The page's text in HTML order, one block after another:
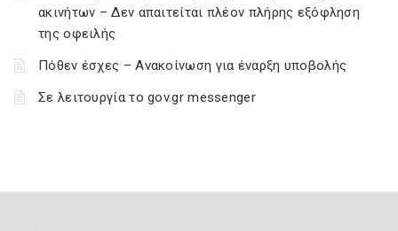
ακινήτων – Δεν απαιτείται πλέον πλήρης εξόφληση
της οφειλής
Πόθεν έσχες – Ανακοίνωση για έναρξη υποβολής
Σε λειτουργία το gov.gr messenger